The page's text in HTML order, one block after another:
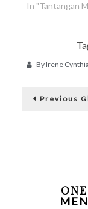
In "Tantangan
ByIrene Cynthia
Post
Previous